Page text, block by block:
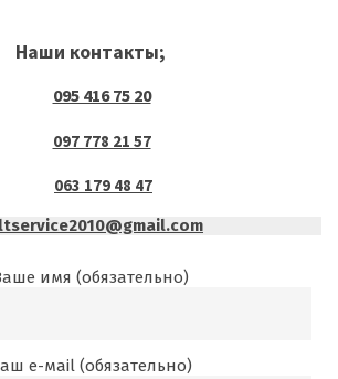
Наши контакты;
095 416 75 20
097 778 21 57
063 179 48 47
имя (обязательно)
е-маil (обязательно)